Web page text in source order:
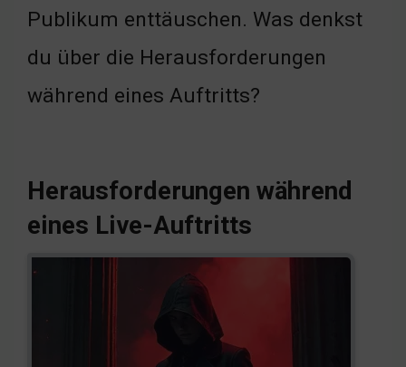
Publikum enttäuschen. Was denkst
du über die Herausforderungen
während eines Auftritts?
Herausforderungen während
eines Live-Auftritts